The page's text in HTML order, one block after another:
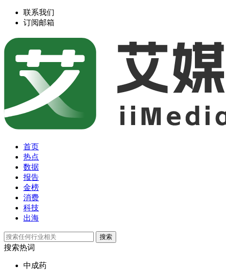
联系我们
订阅邮箱
首页
热点
数据
报告
金榜
消费
科技
出海
搜索
搜索热词
中成药